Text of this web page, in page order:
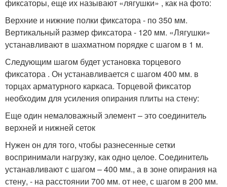
фиксаторы, еще их называют «лягушки» , как на фото:
Верхние и нижние полки фиксатора - по 350 мм.
Вертикальный размер фиксатора - 120 мм. «Лягушки»
устанавливают в шахматном порядке с шагом в 1 м.
Следующим шагом будет установка торцевого
фиксатора . Он устанавливается с шагом 400 мм. в
торцах арматурного каркаса. Торцевой фиксатор
необходим для усиления опирания плиты на стену:
Еще один немаловажный элемент – это соединитель
верхней и нижней сеток
Нужен он для того, чтобы разнесенные сетки
воспринимали нагрузку, как одно целое. Соединитель
устанавливают с шагом – 400 мм., а в зоне опирания на
стену, - на расстоянии 700 мм. от нее, с шагом в 200 мм.